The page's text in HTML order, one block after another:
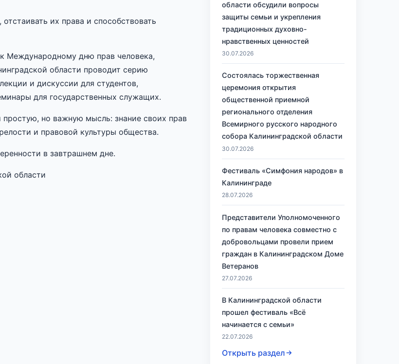
их права и способствовать
Международному дню прав человека,
области проводит серию
и дискуссии для студентов,
для государственных служащих.
но важную мысль: знание своих прав
и правовой культуры общества.
в завтрашнем дне.
области
области обсудили вопросы
защиты семьи и укрепления
традиционных духовно-
нравственных ценностей
30.07.2026
Состоялась торжественная
церемония открытия
общественной приемной
регионального отделения
Всемирного русского народного
собора Калининградской области
30.07.2026
Фестиваль «Симфония народов» в
Калининграде
28.07.2026
Представители Уполномоченного
по правам человека совместно с
добровольцами провели прием
граждан в Калининградском Доме
Ветеранов
27.07.2026
В Калининградской области
прошел фестиваль «Всё
начинается с семьи»
22.07.2026
Открыть раздел